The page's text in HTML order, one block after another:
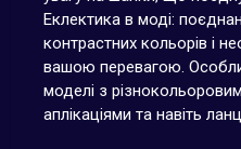
Еклектика в моді:
контрастних кольорів і
вашою перевагою.
моделі з
аплікаціями та навіть